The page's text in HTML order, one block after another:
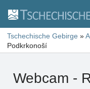
Tschechische Gebirge »
Podkrkonoší
Webcam -